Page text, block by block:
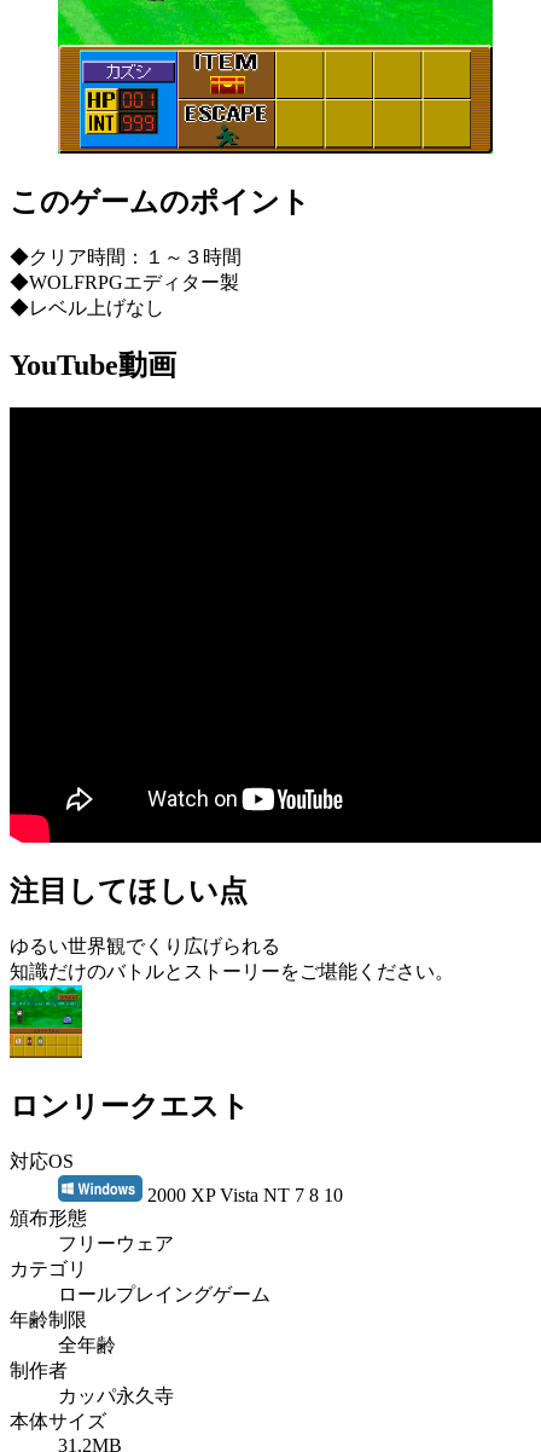
このゲームのポイント
◆クリア時間：１～３時間
◆WOLFRPGエディター製
◆レベル上げなし
YouTube動画
注目してほしい点
ゆるい世界観でくり広げられる
知識だけのバトルとストーリーをご堪能ください。
ロンリークエスト
対応OS
2000 XP Vista NT 7 8 10
頒布形態
フリーウェア
カテゴリ
ロールプレイングゲーム
年齢制限
全年齢
制作者
カッパ永久寺
本体サイズ
31.2MB